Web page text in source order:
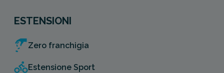
ESTENSIONI
Zero franchigia
Estensione Sport